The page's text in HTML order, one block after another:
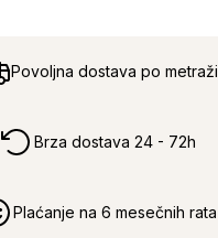
Povoljna dostava po metraži
Brza dostava 24 - 72h
Plaćanje na 6 mesečnih rata